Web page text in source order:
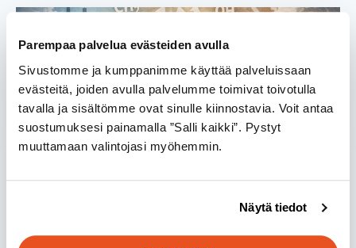
Parempaa palvelua evästeiden avulla
Sivustomme ja kumppanimme käyttää palveluissaan
evästeitä, joiden avulla palvelumme toimivat toivotulla
tavalla ja sisältömme ovat sinulle kiinnostavia. Voit antaa
suostumuksesi painamalla ”Salli kaikki”. Pystyt
muuttamaan valintojasi myöhemmin.
Näytä tiedot
Tietoisku
VOC-yhdisteet sisäilmassa – mitä
ne ovat ja mistä niitä tulee?
15.03.2026